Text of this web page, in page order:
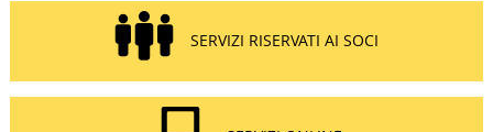
SERVIZI RISERVATI AI SOCI